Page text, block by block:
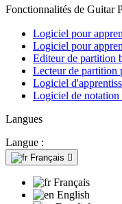
Fonctionnalités de Guitar
Logiciel pour
Logiciel pour
Editeur de partition
Lecteur de partition
Logiciel
Logiciel de notation
Langues
Langue :
Français 
Français
English